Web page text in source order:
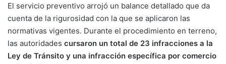
El servicio preventivo arrojó un balance detallado que da
cuenta de la rigurosidad con la que se aplicaron las
normativas vigentes. Durante el procedimiento en terreno,
las autoridades cursaron un total de 23 infracciones a la
Ley de Tránsito y una infracción específica por comercio